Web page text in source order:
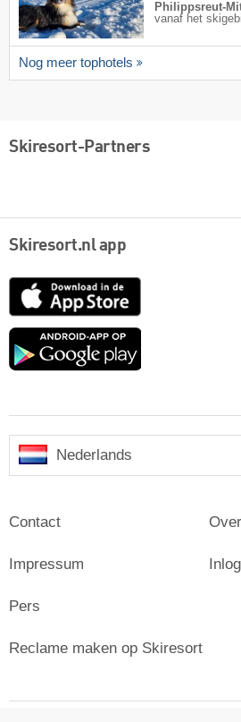
Philippsreut-
vanaf het
Nog meer tophotels
Skiresort-Partners
Skiresort.nl app
App
Google
Nederlands
Contact
Impressum
Pers
Reclame maken op Skiresort